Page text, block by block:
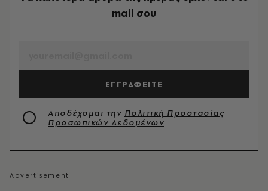
mail σου
ΕΓΓΡΑΦΕΙΤΕ
Αποδέχομαι την Πολιτική Προστασίας
Προσωπικών Δεδομένων